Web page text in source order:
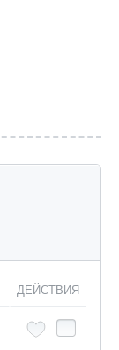
ДЕЙСТВИЯ